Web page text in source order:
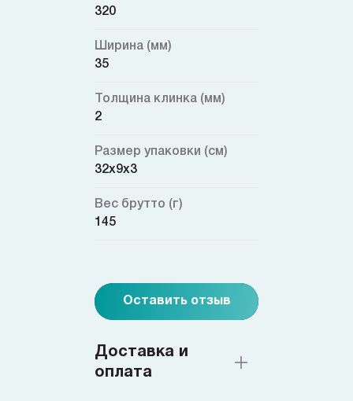
320
Ширина (мм)
35
Толщина клинка (мм)
2
Размер упаковки (см)
32x9x3
Вес брутто (г)
145
Оставить отзыв
Доставка и
оплата